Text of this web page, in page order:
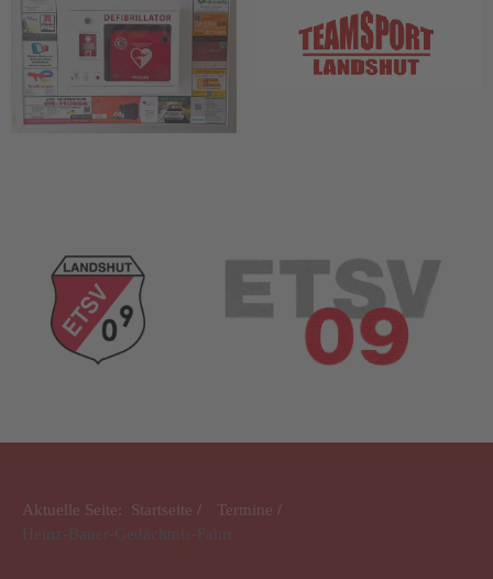
Aktuelle Seite: Startseite
Termine
Heinz-Bauer-Gedächtnis-Fahrt